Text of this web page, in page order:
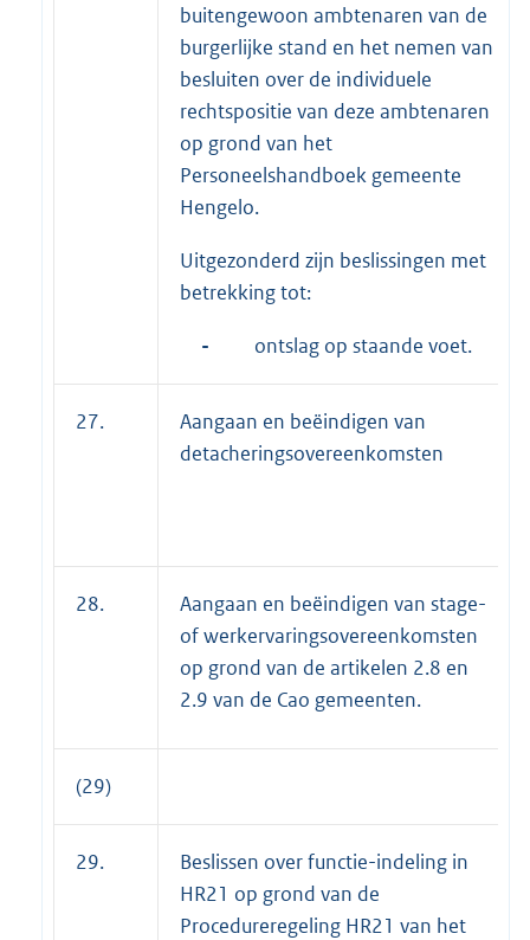
buitengewoon ambtenaren van de
burgerlijke stand en het nemen van
besluiten over de individuele
rechtspositie van deze ambtenaren
op grond van het
Personeelshandboek gemeente
Hengelo.
Uitgezonderd zijn beslissingen met
betrekking tot:
- ontslag op staande voet.
27.
Aangaan en beëindigen van
detacheringsovereenkomsten
28.
Aangaan en beëindigen van stage-
of werkervaringsovereenkomsten
op grond van de artikelen 2.8 en
2.9 van de Cao gemeenten.
(29)
29.
Beslissen over functie-indeling in
HR21 op grond van de
Procedureregeling HR21 van het